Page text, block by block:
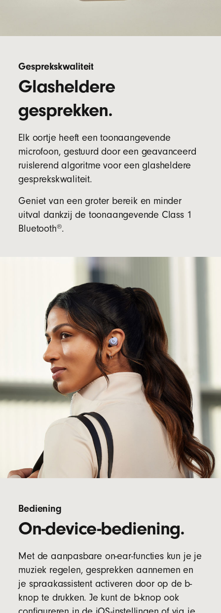
Gesprekskwaliteit
Glasheldere
gesprekken.
Elk oortje heeft een toonaangevende
microfoon, gestuurd door een geavanceerd
ruislerend algoritme voor een glasheldere
gesprekskwaliteit.
Geniet van een groter bereik en minder
uitval dankzij de toonaangevende Class 1
Bluetooth®.
Bediening
On-device-bediening.
Met de aanpasbare on-ear-functies kun je je
muziek regelen, gesprekken aannemen en
je spraakassistent activeren door op de b-
knop te drukken. Je kunt de b-knop ook